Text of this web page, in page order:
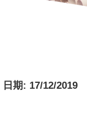
日期: 17/12/2019